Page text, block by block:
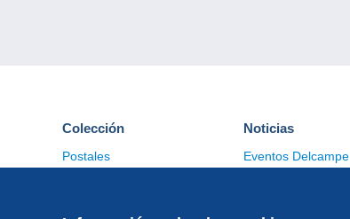
Colección
Postales
Noticias
Eventos Delcampe